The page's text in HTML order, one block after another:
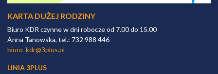
KARTA DUŻEJ RODZINY
Biuro KDR czynne w dni robocze od 7.00 do 15.00
Anna Tanowska, tel.: 732 988 446
biuro_kdr@3plus.pl
LINIA 3PLUS